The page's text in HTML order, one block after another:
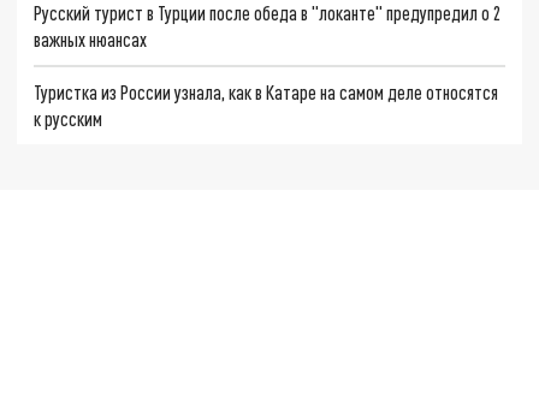
Русский турист в Турции после обеда в "локанте" предупредил о 2
важных нюансах
Туристка из России узнала, как в Катаре на самом деле относятся
к русским